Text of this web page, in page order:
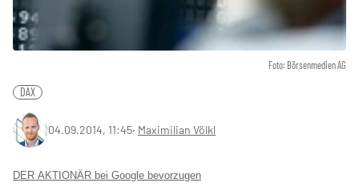
Foto: Börsenmedien AG
DAX
04.09.2014, 11:45‧ Maximilian Völkl
DER AKTIONÄR bei Google bevorzugen